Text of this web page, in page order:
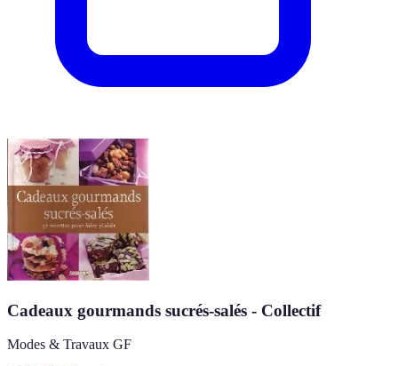
Cadeaux gourmands sucrés-salés - Collectif
Modes & Travaux GF